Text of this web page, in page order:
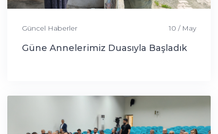
Güncel Haberler 10 / May
Güne Annelerimiz Duasıyla Başladık